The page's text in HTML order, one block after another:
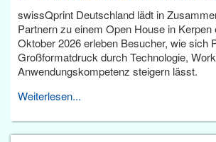
swissQprint Deutschland lädt in
Partnern zu einem Open House in Kerpen
Oktober 2026 erleben Besucher, wie sich
Großformatdruck durch Technologie,
Anwendungskompetenz steigern lässt.
Weiterlesen...